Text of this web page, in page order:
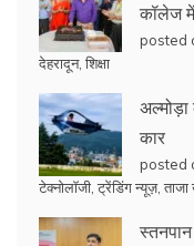
कॉलेज
posted
देहरादून, शिक्षा
कार
posted
टेक्नोलॉजी ट्रेंडिंग न्यूज़,